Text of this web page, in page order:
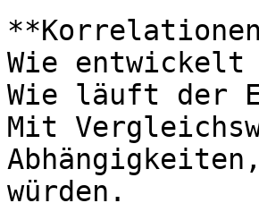
Wie
Wie läuft der
Mit
würden.